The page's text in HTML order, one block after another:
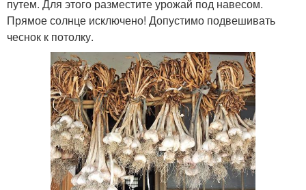
путем. Для этого разместите урожай под навесом.
Прямое солнце исключено! Допустимо подвешивать
чеснок к потолку.